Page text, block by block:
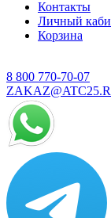
Контакты
Личный
Корзина
8 800 770-70-07